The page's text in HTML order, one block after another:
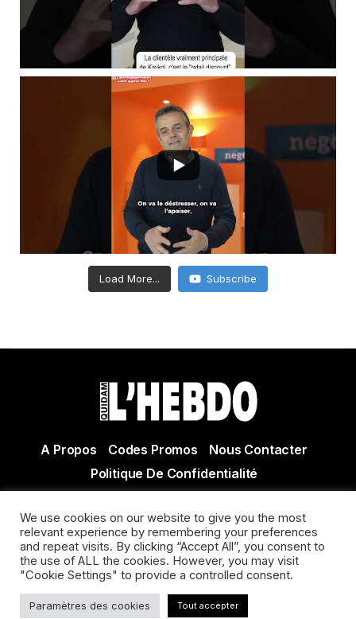
Load More... Subscribe
A Propos Codes Promos
Nous Contacter
Politique De Confidentialité
Actualité Agen - Actualité en lot et Garonne - Actualité
Villeneuve sur Lot
We use cookies on our website to give you the most
relevant experience by remembering your preferences
and repeat visits. By clicking “Accept All”, you consent to
the use of ALL the cookies. However, you may visit
"Cookie Settings" to provide a controlled consent.
Paramètres des cookies Tout accepter